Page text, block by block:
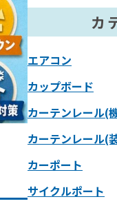
カ
エアコン
カップボード
カーテンレール(
カーテンレール(
カーポート
サイクルポート